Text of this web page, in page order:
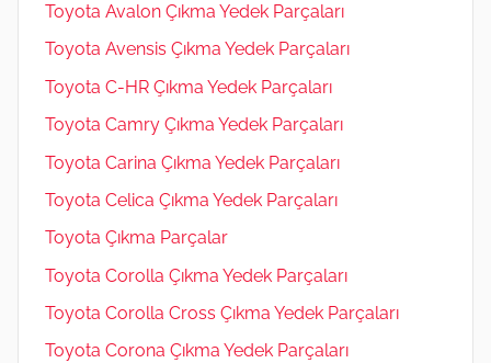
Toyota Avalon Çıkma Yedek Parçaları
Toyota Avensis Çıkma Yedek Parçaları
Toyota C-HR Çıkma Yedek Parçaları
Toyota Camry Çıkma Yedek Parçaları
Toyota Carina Çıkma Yedek Parçaları
Toyota Celica Çıkma Yedek Parçaları
Toyota Çıkma Parçalar
Toyota Corolla Çıkma Yedek Parçaları
Toyota Corolla Cross Çıkma Yedek Parçaları
Toyota Corona Çıkma Yedek Parçaları